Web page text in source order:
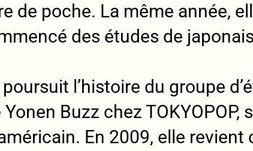
de poche. La même année,
des études de
l’histoire du groupe
Buzz chez TOKYOPOP,
En 2009, elle revient